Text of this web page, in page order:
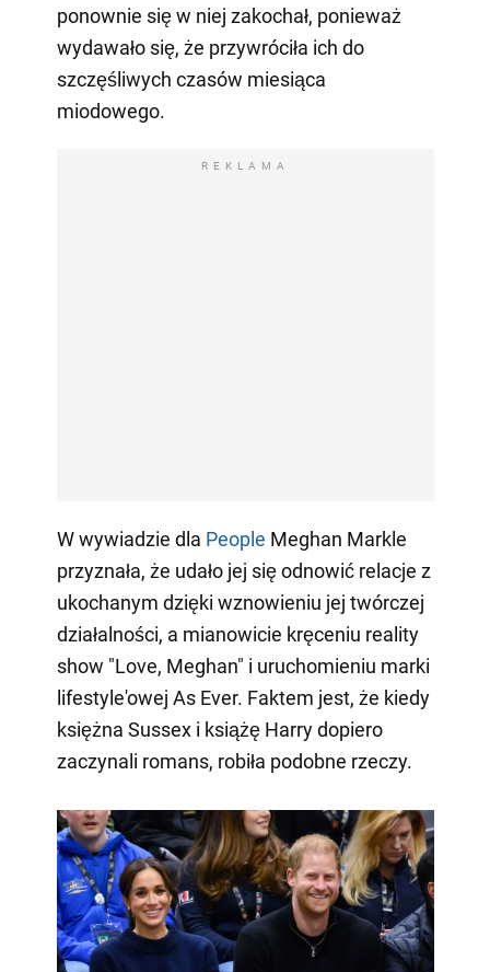
ponownie się w niej zakochał, ponieważ
wydawało się, że przywróciła ich do
szczęśliwych czasów miesiąca
miodowego.
REKLAMA
W wywiadzie dla People Meghan Markle
przyznała, że udało jej się odnowić relacje z
ukochanym dzięki wznowieniu jej twórczej
działalności, a mianowicie kręceniu reality
show "Love, Meghan" i uruchomieniu marki
lifestyle'owej As Ever. Faktem jest, że kiedy
księżna Sussex i książę Harry dopiero
zaczynali romans, robiła podobne rzeczy.